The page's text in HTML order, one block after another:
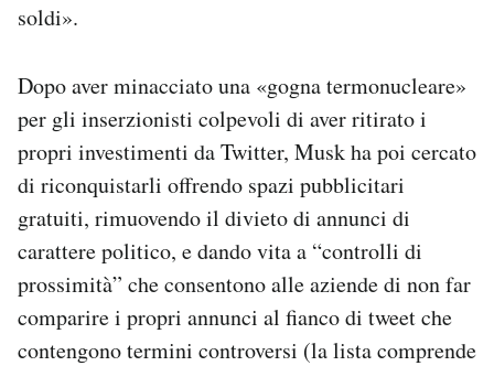
soldi».
Dopo aver minacciato una «gogna termonucleare»
per gli inserzionisti colpevoli di aver ritirato i
propri investimenti da Twitter, Musk ha poi cercato
di riconquistarli offrendo spazi pubblicitari
gratuiti, rimuovendo il divieto di annunci di
carattere politico, e dando vita a “controlli di
prossimità” che consentono alle aziende di non far
comparire i propri annunci al fianco di tweet che
contengono termini controversi (la lista comprende